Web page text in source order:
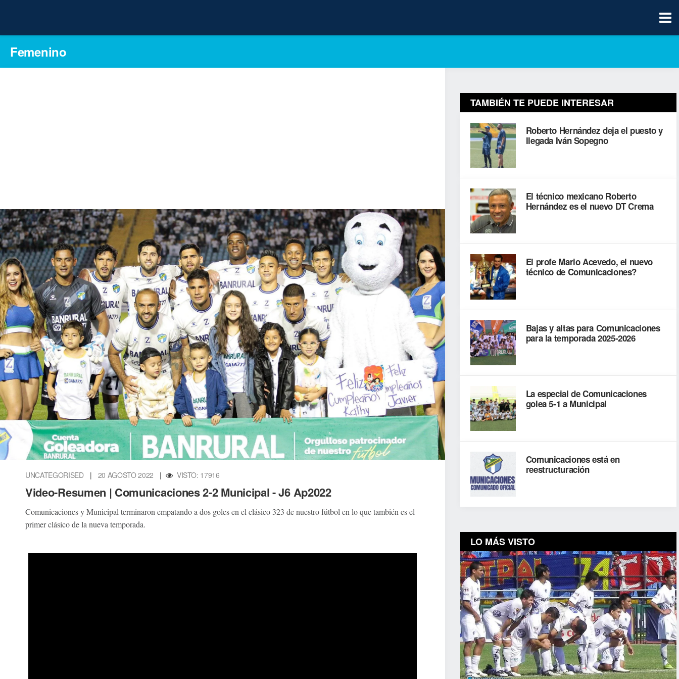
Femenino
UNCATEGORISED | 20 AGOSTO 2022 | VISTO: 17916
Video-Resumen | Comunicaciones 2-2 Municipal - J6 Ap2022
Comunicaciones y Municipal terminaron empatando a dos goles en el clásico 323 de nuestro fútbol en lo que también es el
primer clásico de la nueva temporada.
TAMBIÉN TE PUEDE INTERESAR
Roberto Hernández deja el puesto y
llegada Iván Sopegno
El técnico mexicano Roberto
Hernández es el nuevo DT Crema
El profe Mario Acevedo, el nuevo
técnico de Comunicaciones?
Bajas y altas para Comunicaciones
para la temporada 2025-2026
La especial de Comunicaciones
golea 5-1 a Municipal
Comunicaciones está en
reestructuración
LO MÁS VISTO